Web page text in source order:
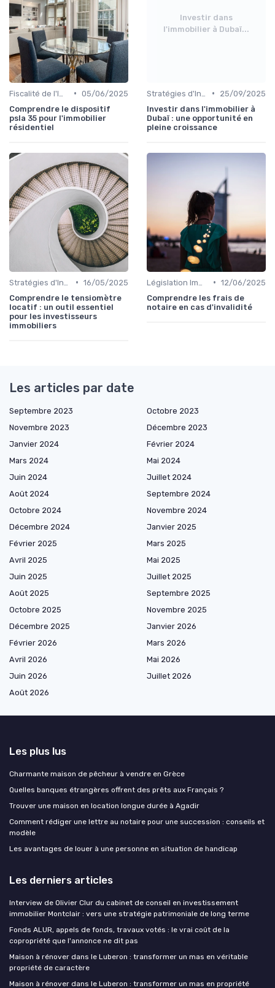
• 05/06/2025
Comprendre le dispositif
psla 35 pour l'immobilier
résidentiel
Investir dans
l'immobilier à Dubaï...
•
25/09/2025
Investir dans l'immobilier à
Dubaï : une opportunité en
pleine croissance
• 16/05/2025
Comprendre le tensiomètre
locatif : un outil essentiel
pour les investisseurs
immobiliers
• 12/06/2025
Comprendre les frais de
notaire en cas d'invalidité
Les articles par date
Septembre 2023
Octobre 2023
Novembre 2023
Décembre 2023
Janvier 2024
Février 2024
Mars 2024
Mai 2024
Juin 2024
Juillet 2024
Août 2024
Septembre 2024
Octobre 2024
Novembre 2024
Décembre 2024
Janvier 2025
Février 2025
Mars 2025
Avril 2025
Mai 2025
Juin 2025
Juillet 2025
Août 2025
Septembre 2025
Octobre 2025
Novembre 2025
Décembre 2025
Janvier 2026
Février 2026
Mars 2026
Avril 2026
Mai 2026
Juin 2026
Juillet 2026
Août 2026
Les plus lus
Charmante maison de pêcheur à vendre en Grèce
Quelles banques étrangères offrent des prêts aux Français ?
Trouver une maison en location longue durée à Agadir
Comment rédiger une lettre au notaire pour une succession : conseils et
modèle
Les avantages de louer à une personne en situation de handicap
Les derniers articles
Interview de Olivier Clur du cabinet de conseil en investissement
immobilier Montclair : vers une stratégie patrimoniale de long terme
Fonds ALUR, appels de fonds, travaux votés : le vrai coût de la
copropriété que l'annonce ne dit pas
Maison à rénover dans le Luberon : transformer un mas en véritable
propriété de caractère
Maison à rénover dans le Luberon : transformer un mas en propriété